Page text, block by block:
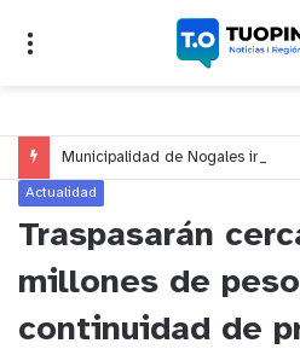
Actualidad
Traspasarán
millones de
continuidad de